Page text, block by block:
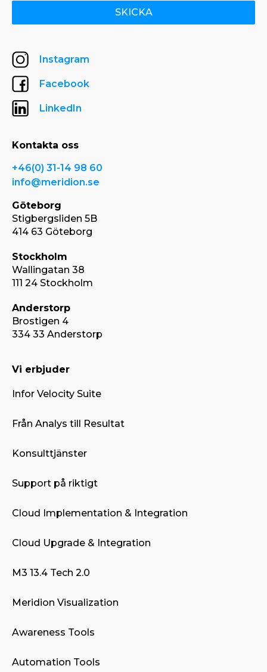
Kontakta oss
+46(0) 31-14 98 60
info@meridion.se
Göteborg
Stigbergsliden 5B
414 63 Göteborg
Stockholm
Wallingatan 38
111 24 Stockholm
Anderstorp
Brostigen 4
334 33 Anderstorp
Vi erbjuder
Infor Velocity Suite
Från Analys till Resultat
Konsulttjänster
Support på riktigt
Cloud Implementation & Integration
Cloud Upgrade & Integration
M3 13.4 Tech 2.0
Meridion Visualization
Awareness Tools
Automation Tools
SKICKA
Instagram
Facebook
LinkedIn